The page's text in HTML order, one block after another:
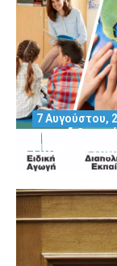
7 Αυγούστου,